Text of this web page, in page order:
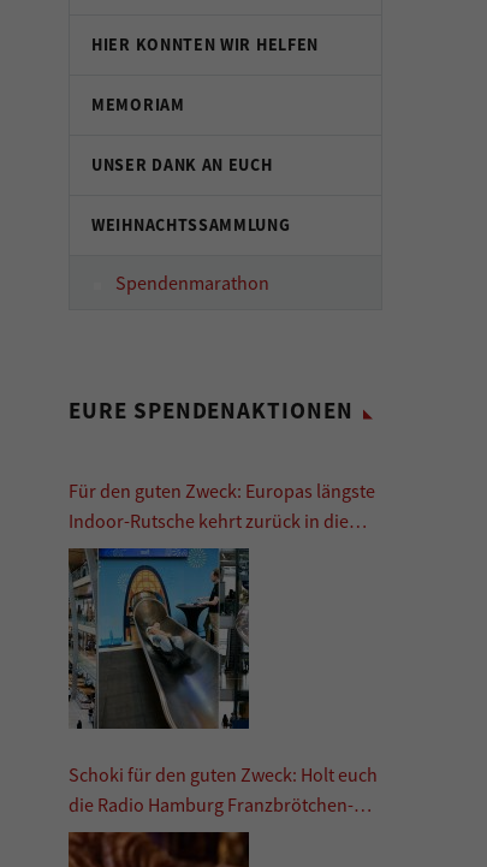
HIER KONNTEN WIR HELFEN
MEMORIAM
UNSER DANK AN EUCH
WEIHNACHTSSAMMLUNG
Spendenmarathon
EURE SPENDENAKTIONEN
Für den guten Zweck: Europas längste
Indoor-Rutsche kehrt zurück in die
Europa Passage
Schoki für den guten Zweck: Holt euch
die Radio Hamburg Franzbrötchen-
Schokolade